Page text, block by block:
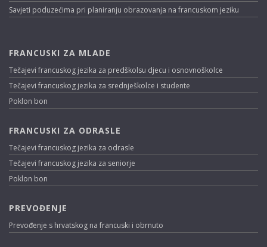
Savjeti poduzećima pri planiranju obrazovanja na francuskom jeziku
FRANCUSKI ZA MLADE
Tečajevi francuskog jezika za predškolsu djecu i osnovnoškolce
Tečajevi francuskog jezika za srednješkolce i studente
Poklon bon
FRANCUSKI ZA ODRASLE
Tečajevi francuskog jezika za odrasle
Tečajevi francuskog jezika za seniorje
Poklon bon
PREVOĐENJE
Prevođenje s hrvatskog na francuski i obrnuto